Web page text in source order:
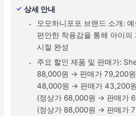
상세 안내
모모하니포포 브랜드 소개:
편안한 착용감을 통해 아이의
시절 완성
주요 할인 제품 및 판매가:
88,000원 → 판매가 79,200
48,000원 → 판매가 43,200
(정상가 68,000원 → 판매가
(정상가 88,000원 → 판매가